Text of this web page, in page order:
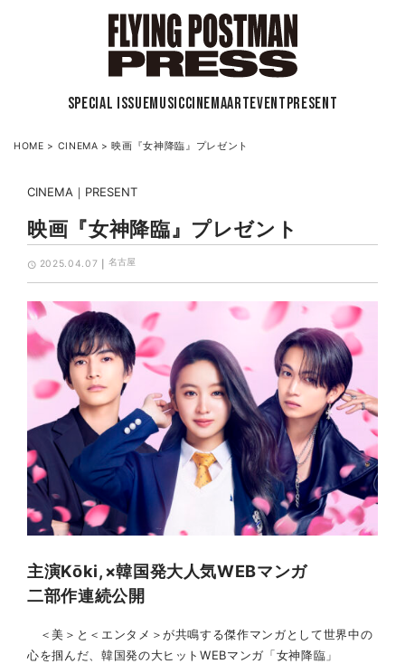
SPECIAL ISSUEMUSICCINEMAARTEVENTPRESENT
HOME > CINEMA >映画『女神降臨』プレゼント
CINEMA PRESENT
映画『女神降臨』プレゼント
2025.04.07 名古屋
主演Kōki,×韓国発大人気WEBマンガ
二部作連続公開
＜美＞と＜エンタメ＞が共鳴する傑作マンガとして世界中の
心を掴んだ、韓国発の大ヒットWEBマンガ「女神降臨」